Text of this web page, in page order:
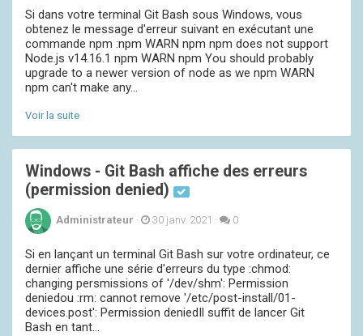
Si dans votre terminal Git Bash sous Windows, vous
obtenez le message d'erreur suivant en exécutant une
commande npm :npm WARN npm npm does not support
Node.js v14.16.1 npm WARN npm You should probably
upgrade to a newer version of node as we npm WARN
npm can't make any...
Voir la suite
Windows - Git Bash affiche des erreurs
(permission denied)
Administrateur · 30 janv. 2021 · 0
Si en lançant un terminal Git Bash sur votre ordinateur, ce
dernier affiche une série d'erreurs du type :chmod:
changing persmissions of '/dev/shm': Permission
deniedou :rm: cannot remove '/etc/post-install/01-
devices.post': Permission deniedIl suffit de lancer Git
Bash en tant...